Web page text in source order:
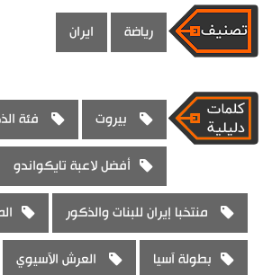
رياضة ايران
بيروت فئة
أفضل لاعبة تايكواندو
منتخبا إيران للبنات والذكور
بطولة آسيا العرش الآسيوي